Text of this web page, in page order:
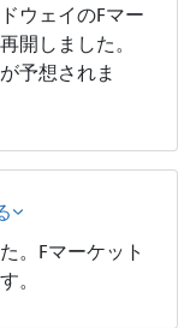
ウェイのFマー
開しました。
予想されま
。Fマーケット
。